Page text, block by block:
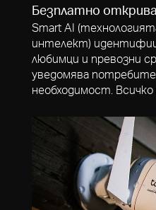
Безплатно
Smart AI
интелект)
любимци и превозни
уведомява
необходимост.